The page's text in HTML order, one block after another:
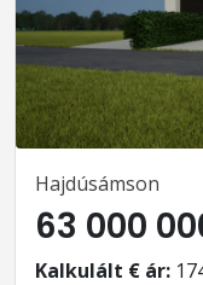
Hajdúsámson
63 000
Kalkulált € ár: